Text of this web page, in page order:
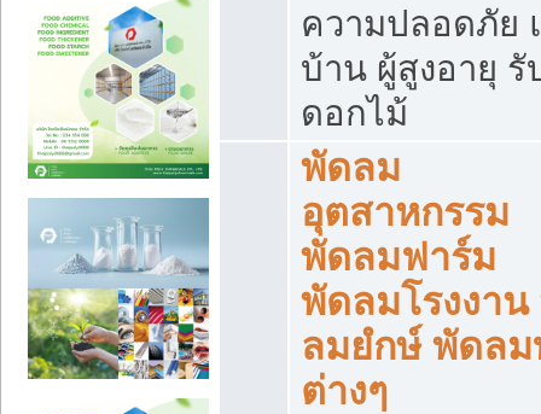
ความปลอดภัย
บ้าน ผู้สูงอายุ รั
ดอกไม้
พัดลม
อุตสาหกรรม
พัดลมฟาร์ม
พัดลมโรงงา
ลมยํกษ์ พัดลม
ต่างๆ